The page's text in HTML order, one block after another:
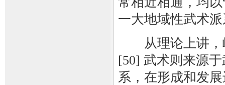
一大地域性武术
从理论上讲，
[50] 武术则来源
系，在形成和发